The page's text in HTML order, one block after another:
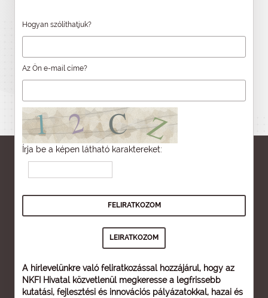
Hogyan szólíthatjuk?
Az Ön e-mail címe?
Írja be a képen látható karaktereket:
A hírlevelünkre való feliratkozással hozzájárul, hogy az
NKFI Hivatal közvetlenül megkeresse a legfrissebb
kutatási, fejlesztési és innovációs pályázatokkal, hazai és